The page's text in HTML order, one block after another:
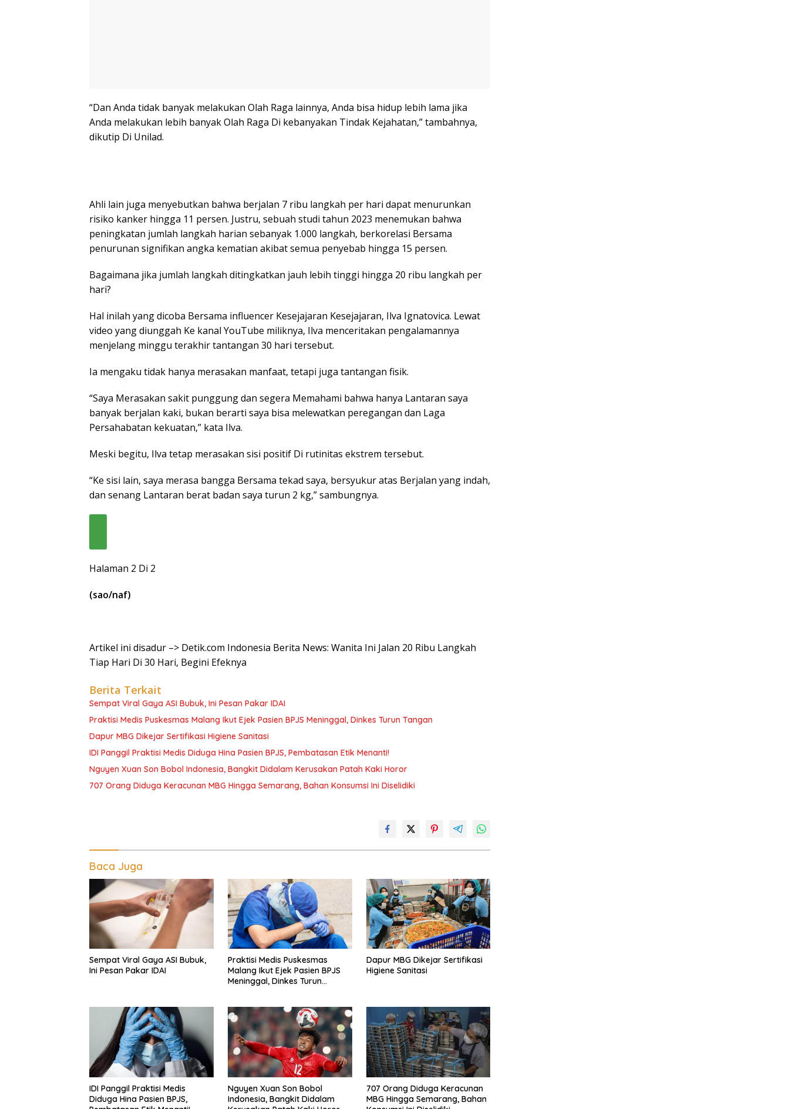
“Dan Anda tidak banyak melakukan Olah Raga lainnya, Anda bisa hidup lebih lama jika
Anda melakukan lebih banyak Olah Raga Di kebanyakan Tindak Kejahatan,” tambahnya,
dikutip Di Unilad.
Ahli lain juga menyebutkan bahwa berjalan 7 ribu langkah per hari dapat menurunkan
risiko kanker hingga 11 persen. Justru, sebuah studi tahun 2023 menemukan bahwa
peningkatan jumlah langkah harian sebanyak 1.000 langkah, berkorelasi Bersama
penurunan signifikan angka kematian akibat semua penyebab hingga 15 persen.
Bagaimana jika jumlah langkah ditingkatkan jauh lebih tinggi hingga 20 ribu langkah per
hari?
Hal inilah yang dicoba Bersama influencer Kesejajaran Kesejajaran, Ilva Ignatovica. Lewat
video yang diunggah Ke kanal YouTube miliknya, Ilva menceritakan pengalamannya
menjelang minggu terakhir tantangan 30 hari tersebut.
Ia mengaku tidak hanya merasakan manfaat, tetapi juga tantangan fisik.
“Saya Merasakan sakit punggung dan segera Memahami bahwa hanya Lantaran saya
banyak berjalan kaki, bukan berarti saya bisa melewatkan peregangan dan Laga
Persahabatan kekuatan,” kata Ilva.
Meski begitu, Ilva tetap merasakan sisi positif Di rutinitas ekstrem tersebut.
“Ke sisi lain, saya merasa bangga Bersama tekad saya, bersyukur atas Berjalan yang indah,
dan senang Lantaran berat badan saya turun 2 kg,” sambungnya.
Halaman 2 Di 2
(sao/naf)
Artikel ini disadur –> Detik.com Indonesia Berita News: Wanita Ini Jalan 20 Ribu Langkah
Tiap Hari Di 30 Hari, Begini Efeknya
Berita Terkait
Sempat Viral Gaya ASI Bubuk, Ini Pesan Pakar IDAI
Praktisi Medis Puskesmas Malang Ikut Ejek Pasien BPJS Meninggal, Dinkes Turun Tangan
Dapur MBG Dikejar Sertifikasi Higiene Sanitasi
IDI Panggil Praktisi Medis Diduga Hina Pasien BPJS, Pembatasan Etik Menanti!
Nguyen Xuan Son Bobol Indonesia, Bangkit Didalam Kerusakan Patah Kaki Horor
707 Orang Diduga Keracunan MBG Hingga Semarang, Bahan Konsumsi Ini Diselidiki
Baca Juga
Sempat Viral Gaya ASI Bubuk,
Ini Pesan Pakar IDAI
Praktisi Medis Puskesmas
Malang Ikut Ejek Pasien BPJS
Meninggal, Dinkes Turun
Dapur MBG Dikejar Sertifikasi
Higiene Sanitasi
IDI Panggil Praktisi Medis
Diduga Hina Pasien BPJS,
Nguyen Xuan Son Bobol
Indonesia, Bangkit Didalam
707 Orang Diduga Keracunan
MBG Hingga Semarang, Bahan